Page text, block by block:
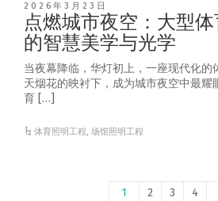
2026年3月23日
点燃城市夜空：大型
的智慧美学与光学
当夜幕降临，华灯初上，一座现代化的
天烟花的映衬下，成为城市夜空中最耀
育 […]
体育照明工程,场馆照明工程
1 2 3 4